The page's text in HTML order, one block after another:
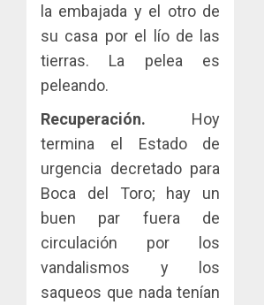
la embajada y el otro de
su casa por el lío de las
tierras. La pelea es
peleando.
Recuperación. Hoy
termina el Estado de
urgencia decretado para
Boca del Toro; hay un
buen par fuera de
circulación por los
vandalismos y los
saqueos que nada tenían